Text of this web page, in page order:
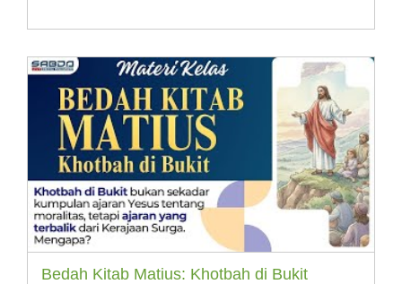
Bedah Kitab Matius: Khotbah di Bukit